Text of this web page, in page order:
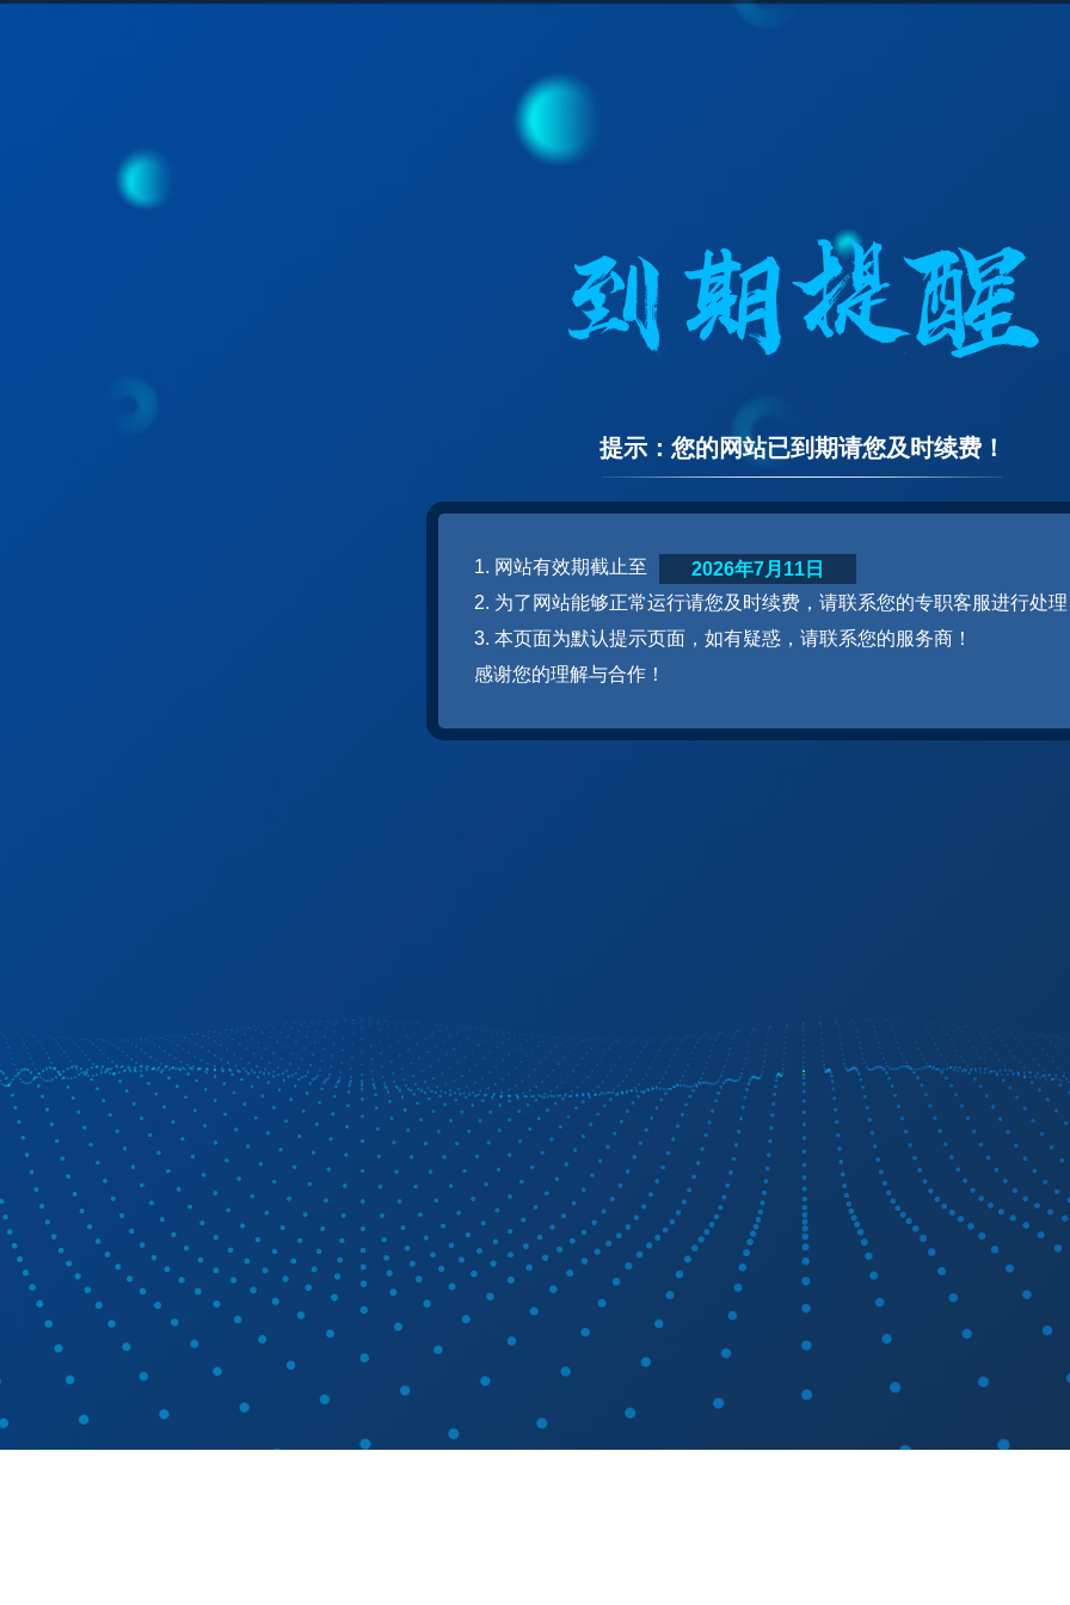
提示：您的网站已到期请您及时续费！
1. 网站有效期截止至
2. 为了网站能够正常运行请您及时续费，请联系您的专职客服进行处
3. 本页面为默认提示页面，如有疑惑，请联系您的服务商！
感谢您的理解与合作！
2026年7月11日